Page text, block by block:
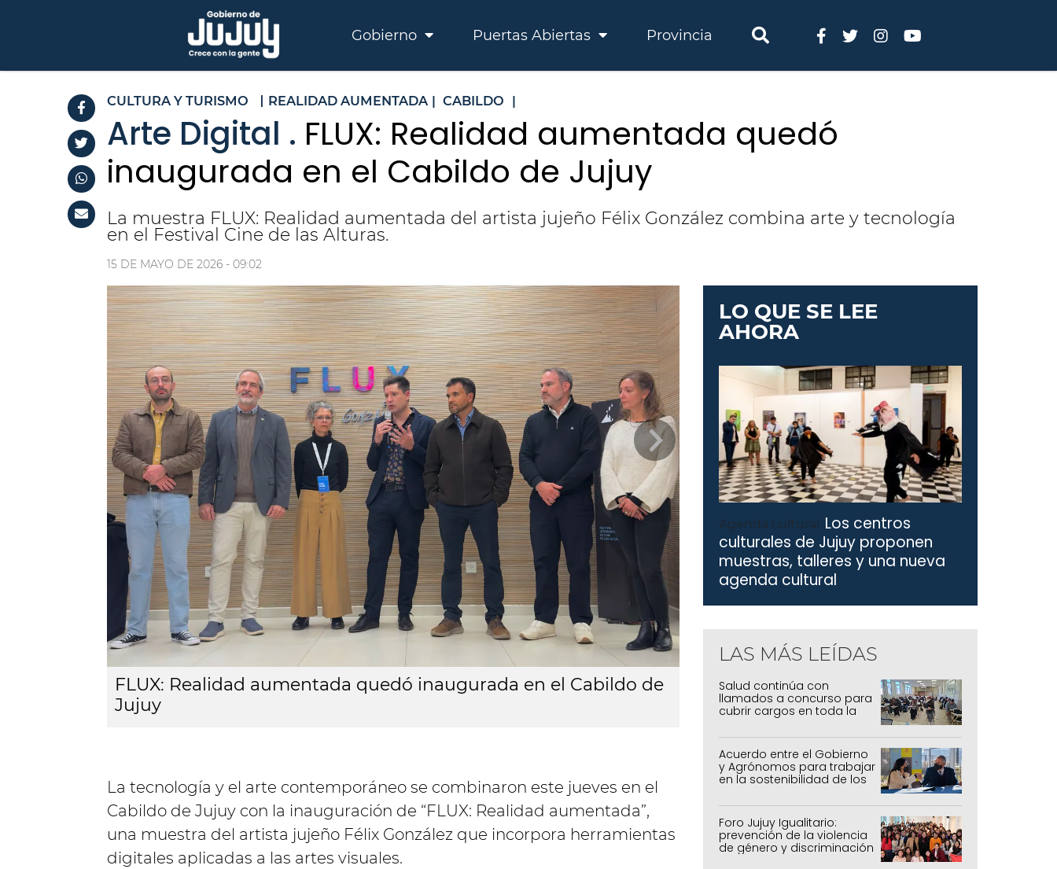
Gobierno Puertas Abiertas Provincia
CULTURA Y TURISMO REALIDAD AUMENTADA | CABILDO |
Arte Digital . FLUX: Realidad aumentada quedó
inaugurada en el Cabildo de Jujuy
La muestra FLUX: Realidad aumentada del artista jujeño Félix González combina arte y tecnología
en el Festival Cine de las Alturas.
15 DE MAYO DE 2026 - 09:02
FLUX: Realidad aumentada quedó inaugurada en el Cabildo de
Jujuy
La tecnología y el arte contemporáneo se combinaron este jueves en el
Cabildo de Jujuy con la inauguración de “FLUX: Realidad aumentada”,
una muestra del artista jujeño Félix González que incorpora herramientas
digitales aplicadas a las artes visuales.
LO QUE SE LEE
AHORA
Agenda cultural. Los centros
culturales de Jujuy proponen
muestras, talleres y una nueva
agenda cultural
LAS MÁS LEÍDAS
Salud continúa con
llamados a concurso para
cubrir cargos en toda la
Acuerdo entre el Gobierno
y Agrónomos para trabajar
en la sostenibilidad de los
agrícolas, pecuarios y
forestal
Foro Jujuy Igualitario:
prevención de la violencia
de género y discriminación